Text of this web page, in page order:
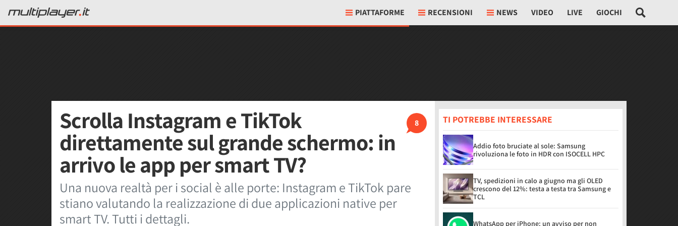
PIATTAFORME RECENSIONI NEWS VIDEO LIVE GIOCHI
8
Scrolla Instagram e TikTok
direttamente sul grande schermo: in
arrivo le app per smart TV?
Una nuova realtà per i social è alle porte: Instagram e TikTok pare
stiano valutando la realizzazione di due applicazioni native per
smart TV. Tutti i dettagli.
TI POTREBBE INTERESSARE
Addio foto bruciate al sole: Samsung
rivoluziona le foto in HDR con ISOCELL HPC
TV, spedizioni in calo a giugno ma gli OLED
crescono del 12%: testa a testa tra Samsung e
TCL
WhatsApp per iPhone: un avviso per non